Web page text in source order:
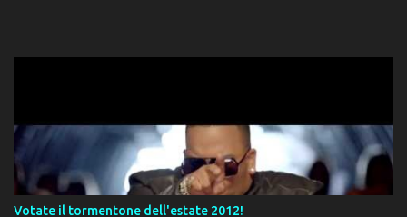
Votate il tormentone dell'estate 2012!